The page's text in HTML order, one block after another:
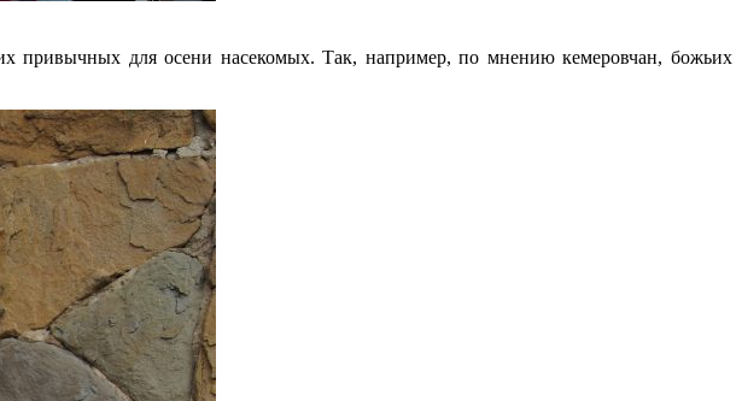
привычных для осени насекомых. Так, например, по мнению кемеровчан, божьих